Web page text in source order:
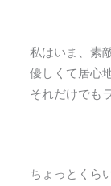
私はいま、素
優しくて居心
それだけでも
ちょっとくら